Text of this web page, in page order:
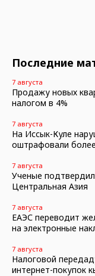
Последние
7 августа
Продажу новых
налогом в 4%
7 августа
На Иссык-Куле
оштрафовали
7 августа
Ученые
Центральная Азия
7 августа
ЕАЭС переводит
на электронные
7 августа
Налоговой
интернет-покупок